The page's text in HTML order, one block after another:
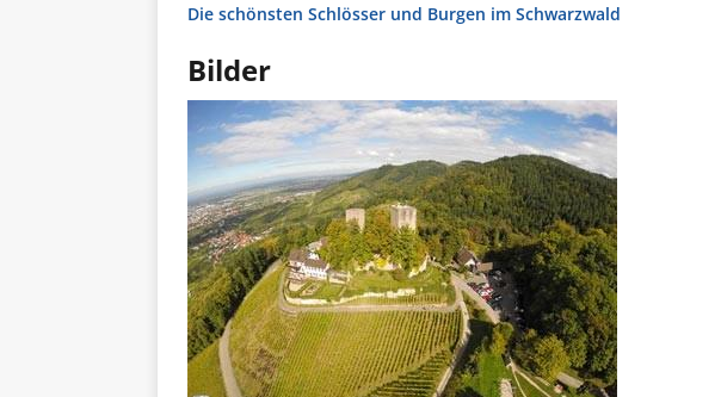
Die schönsten Schlösser und Burgen im Schwarzwald
Bilder